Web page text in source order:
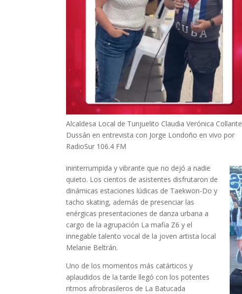
Alcaldesa Local de Tunjuelito Claudia Verónica Collante
Dussán en entrevista con Jorge Londoño en vivo por
RadioSur 106.4 FM
ininterrumpida y vibrante que no dejó a nadie
quieto. Los cientos de asistentes disfrutaron de
dinámicas estaciones lúdicas de Taekwon-Do y
tacho skating, además de presenciar las
enérgicas presentaciones de danza urbana a
cargo de la agrupación La mafia Z6 y el
innegable talento vocal de la joven artista local
Melanie Beltrán.
Uno de los momentos más catárticos y
aplaudidos de la tarde llegó con los potentes
ritmos afrobrasileros de La Batucada